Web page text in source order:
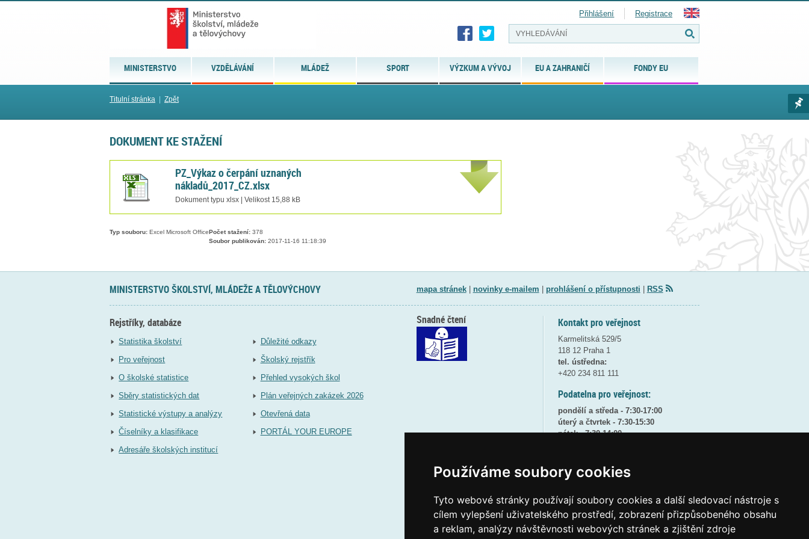
Používáme soubory cookies
Tyto webové stránky používají soubory cookies a další sledovací nástroje s
cílem vylepšení uživatelského prostředí, zobrazení přizpůsobeného obsahu
a reklam, analýzy návštěvnosti webových stránek a zjištění zdroje
MINISTERSTVO VZDĚLÁVÁNÍ MLÁDEŽ SPORT VÝZKUM A VÝVOJ EU A ZAHRANIČÍ FONDY EU
Přihlášení Registrace
Titulní stránka Zpět
DOKUMENT KE STAŽENÍ
PZ_Výkaz o čerpání uznaných
nákladů_2017_CZ.xlsx
Dokument typu xlsx | Velikost 15,88 kB
Typ souboru: Excel Microsoft Office Počet stažení: 378
Soubor publikován: 2017-11-16 11:18:39
MINISTERSTVO ŠKOLSTVÍ, MLÁDEŽE A TĚLOVÝCHOVY mapa stránek| novinky e-mailem prohlášení o přístupnosti RSS
Rejstříky, databáze
Statistika školství
Pro veřejnost
O školské statistice
Sběry statistických dat
Statistické výstupy a analýzy
Číselníky a klasifikace
Adresáře školských institucí
Důležité odkazy
Školský rejstřík
Přehled vysokých škol
Plán veřejných zakázek 2026
Otevřená data
PORTÁL YOUR EUROPE
Kontakt pro veřejnost
Karmelitská 529/5
118 12 Praha 1
tel. ústředna:
+420 234 811 111
Podatelna pro veřejnost:
pondělí a středa - 7:30-17:00
úterý a čtvrtek - 7:30-15:30
pátek - 7:30-14:00
(více informacíZDE)
posta@msmtgovcz
ID datové schránky: vidaawt
Snadné čtení